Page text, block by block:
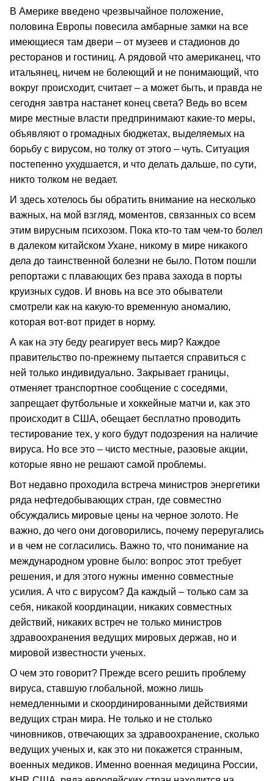
В Америке введено чрезвычайное положение,
половина Европы повесила амбарные замки на все
имеющиеся там двери – от музеев и стадионов до
ресторанов и гостиниц. А рядовой что американец, что
итальянец, ничем не болеющий и не понимающий, что
вокруг происходит, считает – а может быть, и правда не
сегодня завтра настанет конец света? Ведь во всем
мире местные власти предпринимают какие-то меры,
объявляют о громадных бюджетах, выделяемых на
борьбу с вирусом, но толку от этого – чуть. Ситуация
постепенно ухудшается, и что делать дальше, по сути,
никто толком не ведает.
И здесь хотелось бы обратить внимание на несколько
важных, на мой взгляд, моментов, связанных со всем
этим вирусным психозом. Пока кто-то там чем-то болел
в далеком китайском Ухане, никому в мире никакого
дела до таинственной болезни не было. Потом пошли
репортажи с плавающих без права захода в порты
круизных судов. И вновь на все это обыватели
смотрели как на какую-то временную аномалию,
которая вот-вот придет в норму.
А как на эту беду реагирует весь мир? Каждое
правительство по-прежнему пытается справиться с
ней только индивидуально. Закрывает границы,
отменяет транспортное сообщение с соседями,
запрещает футбольные и хоккейные матчи и, как это
происходит в США, обещает бесплатно проводить
тестирование тех, у кого будут подозрения на наличие
вируса. Но все это – чисто местные, разовые акции,
которые явно не решают самой проблемы.
Вот недавно проходила встреча министров энергетики
ряда нефтедобывающих стран, где совместно
обсуждались мировые цены на черное золото. Не
важно, до чего они договорились, почему переругались
и в чем не согласились. Важно то, что понимание на
международном уровне было: вопрос этот требует
решения, и для этого нужны именно совместные
усилия. А что с вирусом? Да каждый – только сам за
себя, никакой координации, никаких совместных
действий, никаких встреч не только министров
здравоохранения ведущих мировых держав, но и
мировой известности ученых.
О чем это говорит? Прежде всего решить проблему
вируса, ставшую глобальной, можно лишь
немедленными и скоординированными действиями
ведущих стран мира. Не только и не столько
чиновников, отвечающих за здравоохранение, сколько
ведущих ученых и, как это ни покажется странным,
военных медиков. Именно военная медицина России,